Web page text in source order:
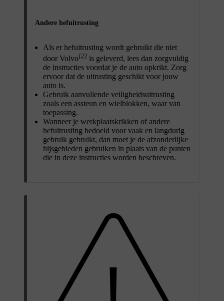
Andere hefuitrusting
Als er hefuitrusting wordt gebruikt die niet
door Volvo[2] is geleverd, lees dan zorgvuldig
de instructies voordat je de auto opkrikt. Zorg
ervoor dat de uitrusting geschikt voor jouw
auto is.
Gebruik aanvullende veiligheidsuitrusting
zoals een assteun en wielblokken, waar van
toepassing.
Wanneer je werkplaatskrikken of andere
hefuitrusting bedoeld voor vaak en langdurig
gebruik gebruikt, dan moet je de afzonderlijke
hijsgebieden gebruiken in plaats van de punten
die in deze instructies worden beschreven.